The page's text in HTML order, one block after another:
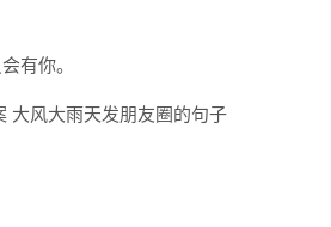
有你。